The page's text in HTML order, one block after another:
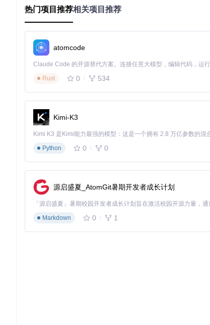
为什么这样设计？传统单线程采集易触发反爬机制且效率
5倍。
场景案例：某运营团队需监控500个竞品账号，传统方式需
为什么这样设计？网络波动和API限制常导致数据缺失。工
请求层：自动重试（默认3次）
存储层：异常值标记
模块化扩展架构
为什么这样设计？不同用户有差异化需求。工具采用插件化
自定义字段采集
热门项目推荐相关项目推荐
atomcode
Rust
0 534
Kimi-K3
Python
0 0
源启盛夏_AtomGit暑期开发者成长计划
Markdown
0 1